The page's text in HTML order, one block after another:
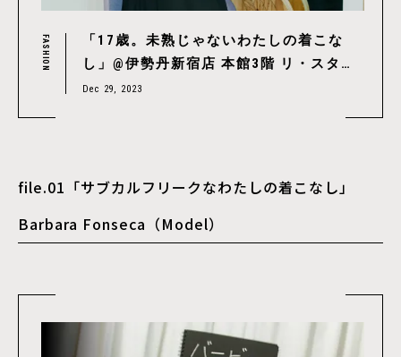
FASHION
「17歳。未熟じゃないわたしの着こな
し」@伊勢丹新宿店 本館3階 リ・スタイ
ル
Dec 29, 2023
file.01「サブカルフリークなわたしの着こなし」
Barbara Fonseca（Model）